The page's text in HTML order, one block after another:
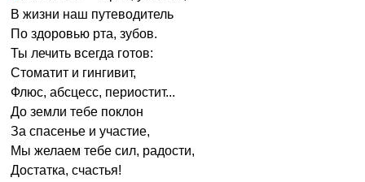
В жизни наш путеводитель
По здоровью рта, зубов.
Ты лечить всегда готов:
Стоматит и гингивит,
Флюс, абсцесс, периостит...
До земли тебе поклон
За спасенье и участие,
Мы желаем тебе сил, радости,
Достатка, счастья!